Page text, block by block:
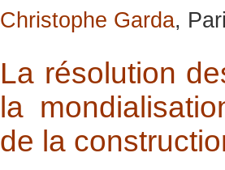
Christophe Garda,
La résolution
la
de la